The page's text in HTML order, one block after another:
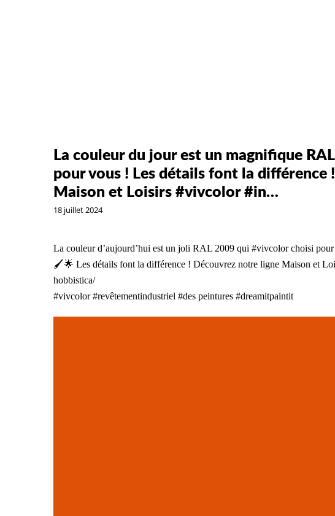
La couleur du jour est un magnifique
pour vous ! Les détails font la différence
Maison et Loisirs #vivcolor #in…
18 juillet 2024
La couleur d’aujourd’hui est un joli RAL 2009 qui #vivcolorchoisi
🖌️🌟 Les détails font la différence ! Découvrez notre ligne Maison et
hobbistica/
#vivcolor #revêtementindustriel #des peintures #dreamitpaintit